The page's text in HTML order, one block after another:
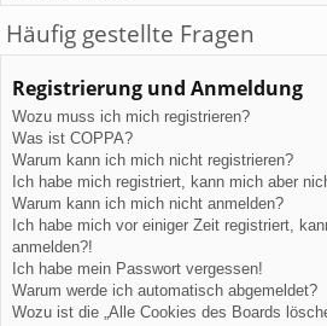
de
r
Häufig gestellte Fragen
Registrierung und Anmeldung
Wozu muss ich mich registrieren?
Was ist COPPA?
Warum kann ich mich nicht registrieren?
Ich habe mich registriert, kann mich aber
Warum kann ich mich nicht anmelden?
Ich habe mich vor einiger Zeit registriert,
anmelden?!
Ich habe mein Passwort vergessen!
Warum werde ich automatisch abgemeldet?
Wozu ist die „Alle Cookies des Boards